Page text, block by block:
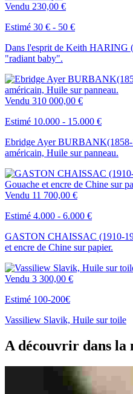
Vendu 230,00 €
Estimé 30 € - 50 €
Dans l'esprit de Keith HARING
"radiant baby".
Vendu 310 000,00 €
Estimé 10.000 - 15.000 €
Ebridge Ayer BURBANK(1858-
américain, Huile sur panneau.
Vendu 11 700,00 €
Estimé 4.000 - 6.000 €
GASTON CHAISSAC (1910-
et encre de Chine sur papier.
Vendu 3 300,00 €
Estimé 100-200€
Vassiliew Slavik, Huile sur toile
A découvrir dans la